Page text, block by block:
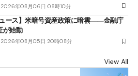
2026年08月06日 08時10分
ュース】米暗号資産政策に暗雲――金融庁
が始動
2026年08月05日 20時08分
View All